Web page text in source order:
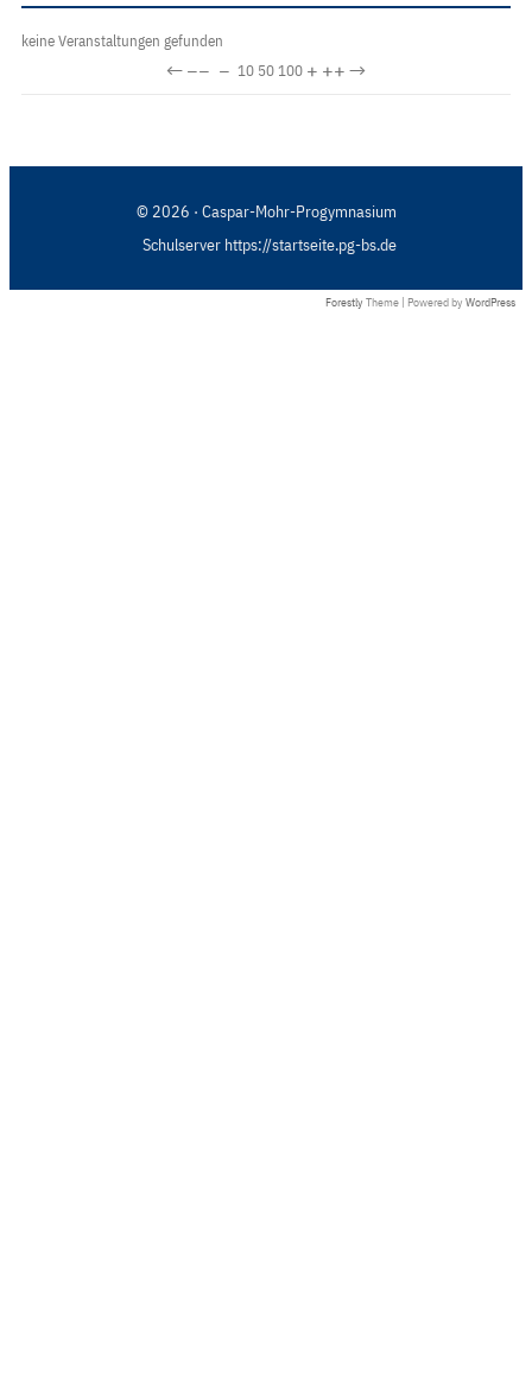
keine Veranstaltungen gefunden
←−− − 10 50100 + ++→
© 2026 · Caspar-Mohr-Progymnasium
Schulserver https://startseite.pg-bs.de
Forestly Theme | Powered by WordPress